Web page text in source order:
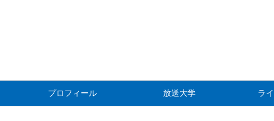
プロフィール 放送大学 ラ